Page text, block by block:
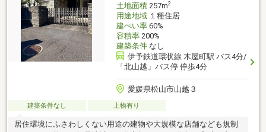
土地面積257m2
用途地域１種住居
建ぺい率60%
容積率200%
建築条件なし
伊予鉄道環状線 木屋町駅 バス4分/
「北山越」バス停 停歩4分
愛媛県松山市山越３
建築条件なし 上物有り
居住環境にふさわしくない用途の建物や大規模な店舗なども規制